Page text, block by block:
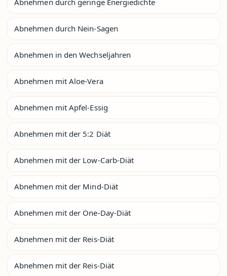
Abnehmen durch Nein-Sagen
Abnehmen in den Wechseljahren
Abnehmen mit Aloe-Vera
Abnehmen mit Apfel-Essig
Abnehmen mit der 5:2 Diät
Abnehmen mit der Low-Carb-Diät
Abnehmen mit der Mind-Diät
Abnehmen mit der One-Day-Diät
Abnehmen mit der Reis-Diät
Abnehmen mit der Reis-Diät